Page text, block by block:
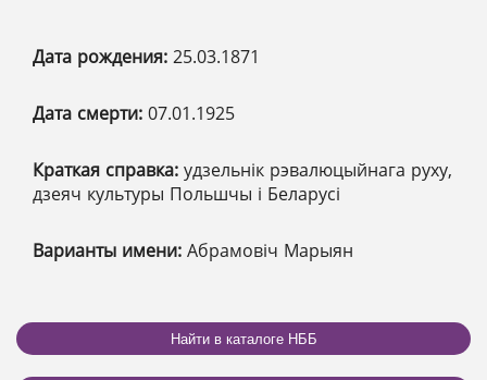
Дата рождения: 25.03.1871
Дата смерти: 07.01.1925
Краткая справка: удзельнік рэвалюцыйнага руху,
дзеяч культуры Польшчы і Беларусі
Варианты имени: Абрамовіч Марыян
Найти в каталоге НББ